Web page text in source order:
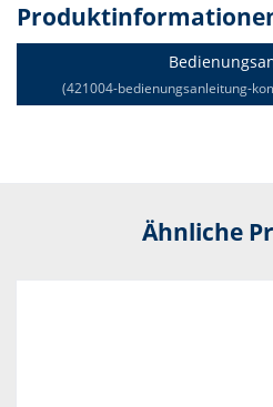
(421004-bedienungsanleitung-
Ähnliche